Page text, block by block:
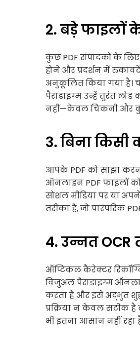
2. बड़े फाइलों
कुछ PDF संपादकों के
होने और प्रदर्शन में
अनुकूलित किया गया है।
पैराडाइग्म उन्हें तुरंत
नहीं—केवल चिकनी और
3. बिना
आपके PDF को साझा
ऑनलाइन PDF फाइलों
सोशल मीडिया पर या
तरीका है, जो पारंपरिक
4. उन्नत
ऑप्टिकल कैरेक्टर
विजुअल पैराडाइग्म
करता है और इसे अद्भुत
प्रक्रिया न केवल सटीक
भी इतना आसान नहीं रहा